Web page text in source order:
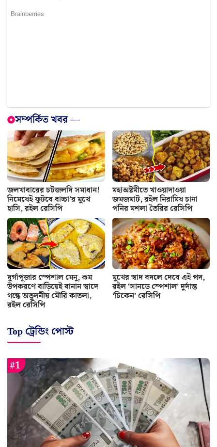
সম্পর্কিত খবর —
জলখাবারের চটজলদি সমাধান!
নিমেষেই ফুটবে বাচ্চা’র মুখে
হাসি, রইল রেসিপি
মহাঅষ্টমীতে খাওয়াদাওয়া
জমজমাট, রইল নিরামিষ চানা
পনির মশলা তৈরির রেসিপি
দুর্গাপূজার স্পেশাল মেনু, কম
উপকরণে বাড়িয়েই বানান স্বাদে
গন্ধে অতুলনীয় মৌরি কাতলা,
রইল রেসিপি
মুখের স্বাদ বদলে দেবে এই পদ,
রইল ‘সানডে স্পেশাল’ দুর্দান্ত
‘চিকেন’ রেসিপি
Top ট্রেন্ডিং পোস্ট